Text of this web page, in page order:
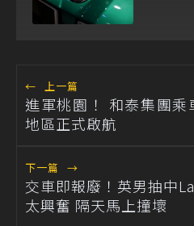
← 上一篇
進軍桃園！ 和泰集團
地區正式啟航
下一篇 →
交車即報廢！英男抽中
太興奮 隔天馬上撞壞